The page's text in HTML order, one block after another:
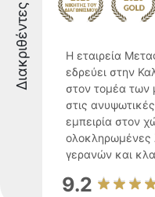
Διακριθέντες
Η εταιρεία
εδρεύει στην
στον τομέα των
στις
εμπειρία στον
ολοκληρωμένες
γερανών και
9.2